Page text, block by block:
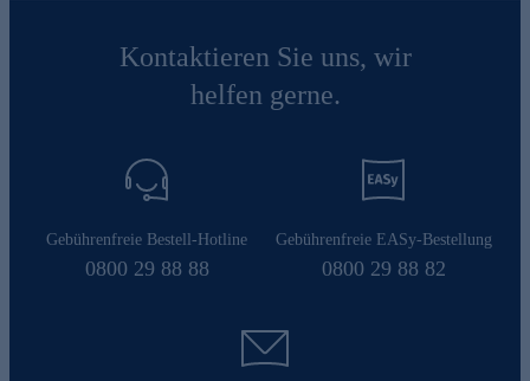
Kontaktieren Sie uns, wir
helfen gerne.
Gebührenfreie Bestell-Hotline
0800 29 88 88
Gebührenfreie EASy-Bestellung
0800 29 88 82